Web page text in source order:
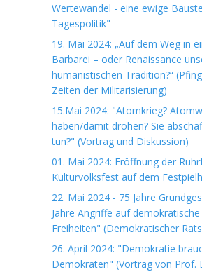
Wertewandel - eine ewige
Tagespolitik"
19. Mai 2024: „Auf dem Weg in
Barbarei – oder Renaissance
humanistischen Tradition?“
Zeiten der Militarisierung)
15.Mai 2024: "Atomkrieg?
haben/damit drohen? Sie
tun?" (Vortrag und Diskussion)
01. Mai 2024: Eröffnung der
Kulturvolksfest auf dem
22. Mai 2024 - 75 Jahre
Jahre Angriffe auf
Freiheiten" (Demokratischer
26. April 2024: "Demokratie
Demokraten" (Vortrag von Prof.